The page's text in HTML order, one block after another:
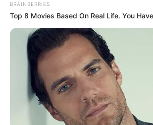
Bikin Ngakak, 10 Potret
Cosplay Murah Pakai Bahan
Seadanya
BRAINBERRIES
Top 8 Movies Based On Real Life. You